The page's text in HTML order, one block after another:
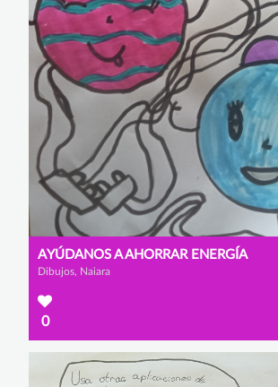
AYÚDANOS A AHORRAR ENERGÍA
Dibujos, Naiara
0